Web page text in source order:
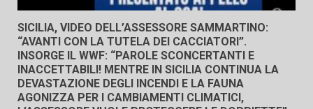
SICILIA, VIDEO DELL’ASSESSORE SAMMARTINO:
“AVANTI CON LA TUTELA DEI CACCIATORI”.
INSORGE IL WWF: “PAROLE SCONCERTANTI E
INACCETTABILI! MENTRE IN SICILIA CONTINUA LA
DEVASTAZIONE DEGLI INCENDI E LA FAUNA
AGONIZZA PER I CAMBIAMENTI CLIMATICI,